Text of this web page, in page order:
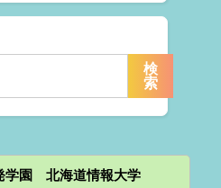
検
索
学園 北海道情報大学